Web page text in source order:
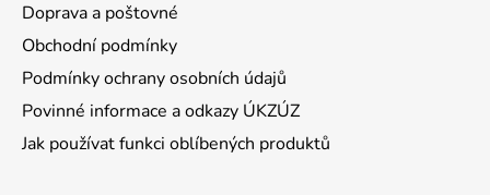
Doprava a poštovné
Obchodní podmínky
Podmínky ochrany osobních údajů
Povinné informace a odkazy ÚKZÚZ
Jak používat funkci oblíbených produktů